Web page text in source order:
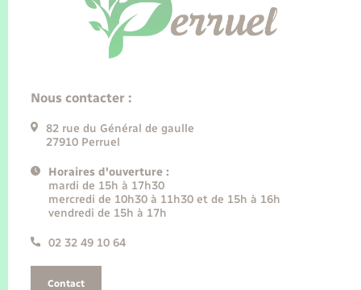
Nous contacter :
82 rue du Général de gaulle
27910 Perruel
Horaires d'ouverture :
mardi de 15h à 17h30
mercredi de 10h30 à 11h30 et de 15h à 16h
vendredi de 15h à 17h
02 32 49 10 64
Contact